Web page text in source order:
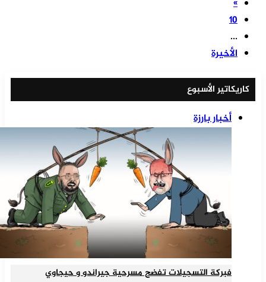
»
10
...
الأخيرة
كاريكاتير الأسبوع
أخبار بارزة
فبركة التسجيلات تفضح مسرحية جيراندو و حيجاوي